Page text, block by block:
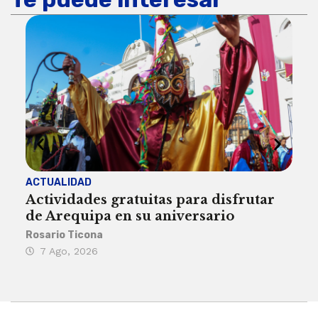
ACTUALIDAD
Actividades gratuitas para disfrutar
de Arequipa en su aniversario
Rosario Ticona
7 Ago, 2026